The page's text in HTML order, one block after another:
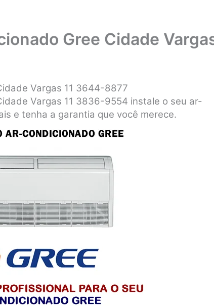
Gree Cidade
Vargas 11 3644-8877
Vargas 11 3836-9554 instale o seu ar-
e tenha a garantia que você merece.